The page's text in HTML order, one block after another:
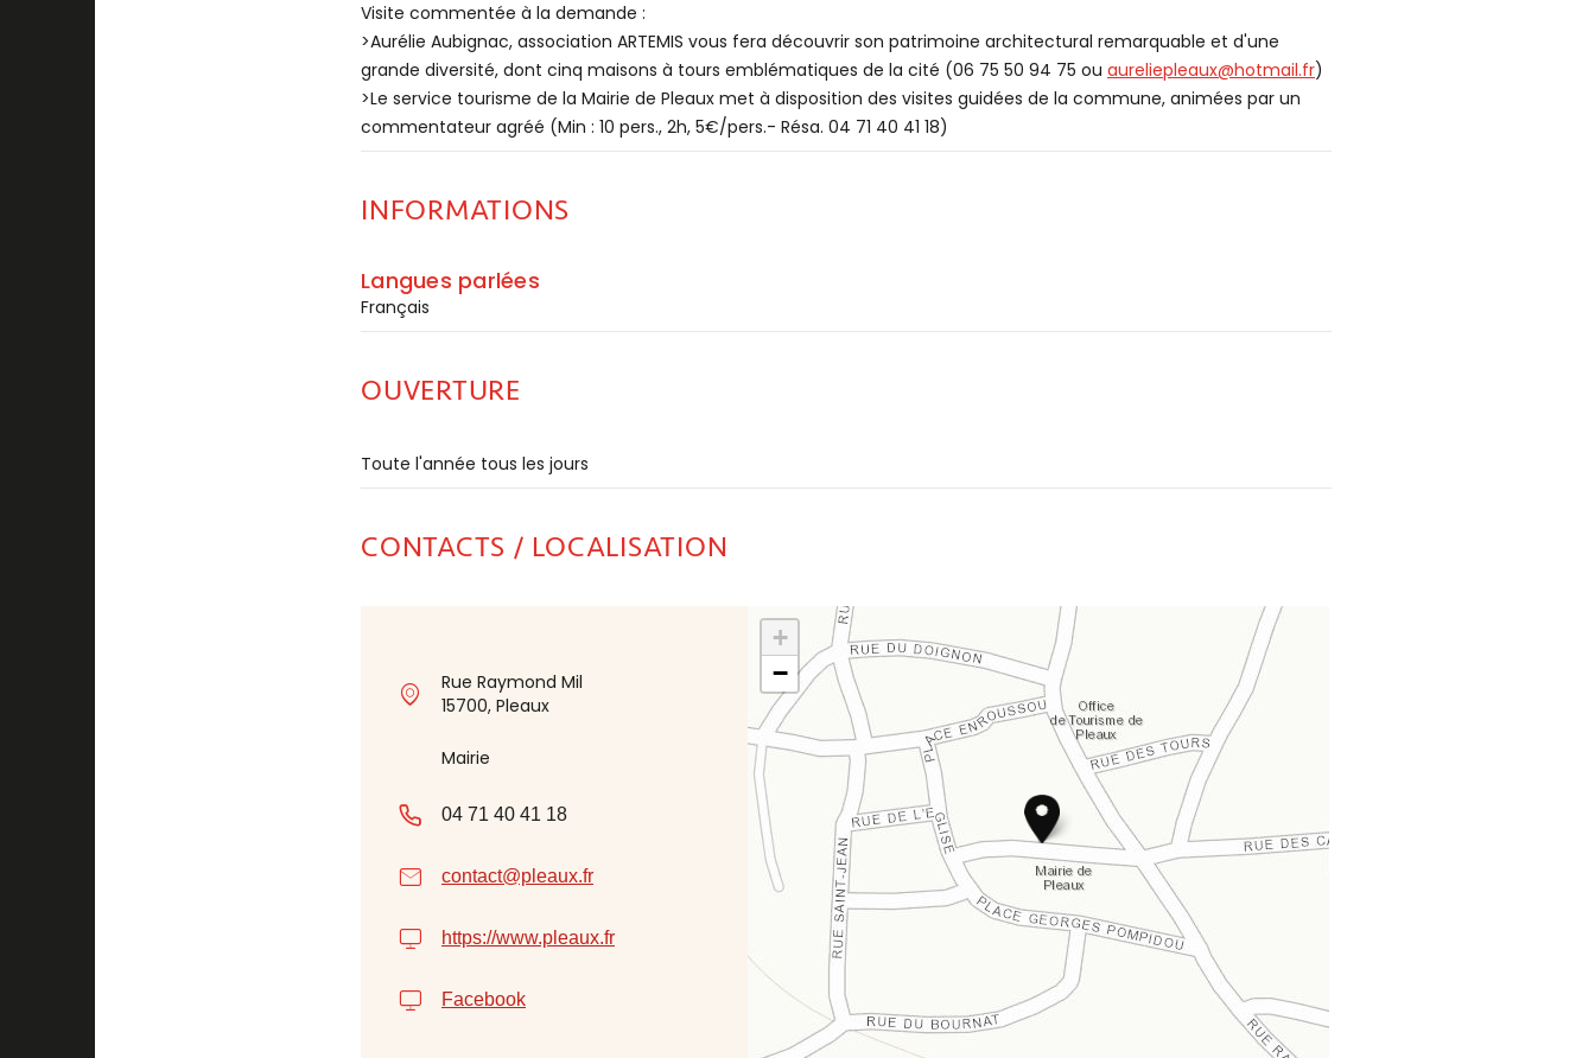
Visite commentée à la demande :
>Aurélie Aubignac, association ARTEMIS vous fera découvrir son patrimoine architectural remarquable et d'une
grande diversité, dont cinq maisons à tours emblématiques de la cité (06 75 50 94 75 ou aureliepleaux@hotmail.fr)
>Le service tourisme de la Mairie de Pleaux met à disposition des visites guidées de la commune, animées par un
commentateur agréé (Min : 10 pers., 2h, 5€/pers.- Résa. 04 71 40 41 18)
INFORMATIONS
Langues parlées
Français
OUVERTURE
Toute l'année tous les jours
CONTACTS / LOCALISATION
Rue Raymond Mil
15700, Pleaux
Mairie
04 71 40 41 18
contact@pleaux.fr
https://www.pleaux.fr
Facebook
+
−